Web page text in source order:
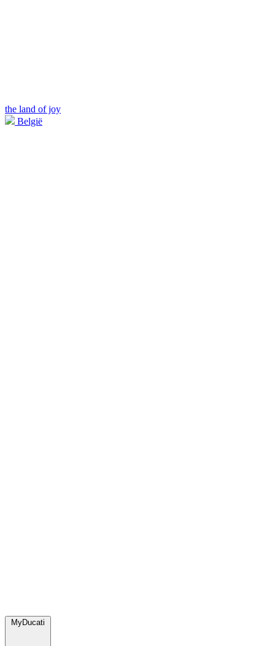
the land of joy
België
MyDucati